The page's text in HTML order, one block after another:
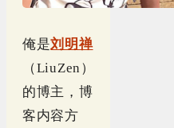
俺是刘明禅
（LiuZen）
的博主，博
客内容方